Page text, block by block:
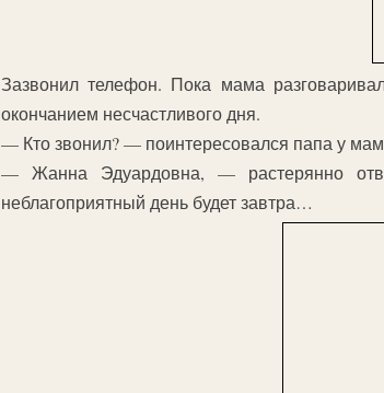
Зазвонил телефон. Пока мама
окончанием несчастливого дня.
— Кто звонил? — поинтересовался папа у
— Жанна Эдуардовна, — растерянно
неблагоприятный день будет завтра…